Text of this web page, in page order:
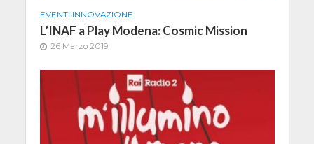
EVENTI•INNOVAZIONE
L’INAF a Play Modena: Cosmic Mission
26 Marzo 2019